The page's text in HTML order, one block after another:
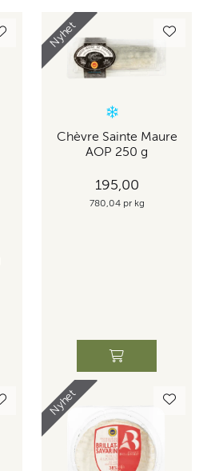
Nyhet
Chèvre Sainte Maure
AOP 250 g
195,00
780,04 pr kg
Nyhet